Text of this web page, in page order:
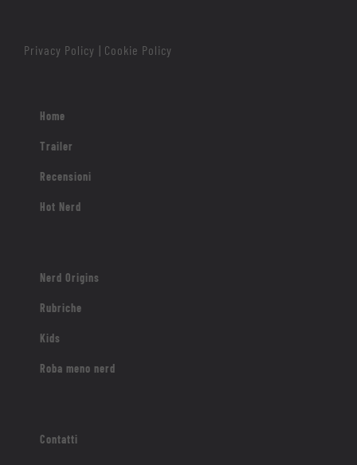
Privacy Policy Cookie Policy
Home
Trailer
Recensioni
Hot Nerd
Nerd Origins
Rubriche
Kids
Roba meno nerd
Contatti